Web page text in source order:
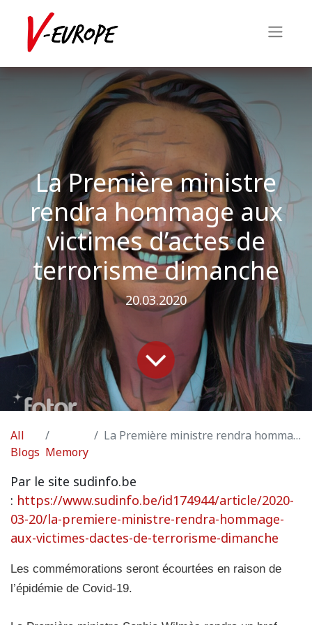
La Première ministre
rendra hommage aux
victimes d’actes de
terrorisme dimanche
20.03.2020
All
Blogs Memory
La Première ministre rendra hommage aux victimes d’actes de terrorisme dimanche
Par le site sudinfo.be
: https://www.sudinfo.be/id174944/article/2020-
03-20/la-premiere-ministre-rendra-hommage-
aux-victimes-dactes-de-terrorisme-dimanche
Les commémorations seront écourtées en raison de
l’épidémie de Covid-19.